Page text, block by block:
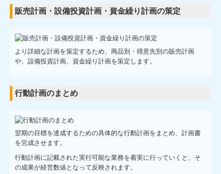
販売計画・設備投資計画・資金繰り計画の策定
より詳細な計画を策定するため、商品別・得意先別の販売計画
や、設備投資計画、資金繰り計画を策定します。
行動計画のまとめ
翌期の目標を達成するための具体的な行動計画をまとめ、計画書
を完成させます。
行動計画に記載された実行可能な業務を着実に行っていくと、そ
の成果が経営数値となって反映されます。